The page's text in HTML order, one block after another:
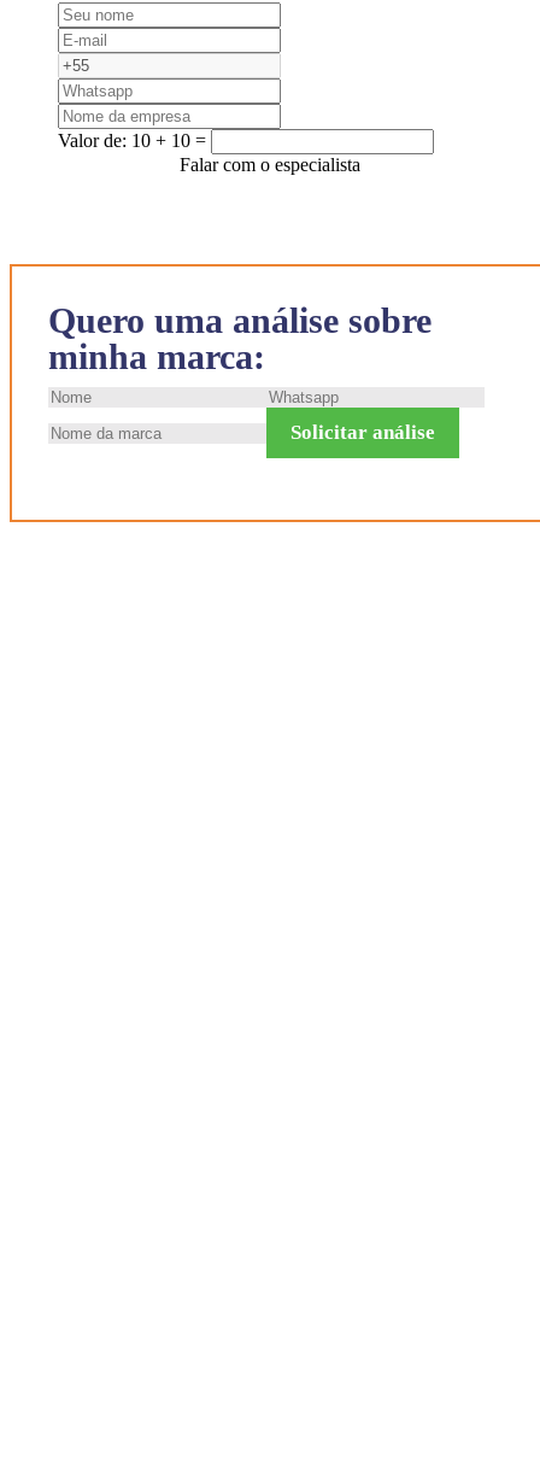
Quero uma análise sobre
minha marca:
Solicitar análise
Valor de: 10 + 10 =
Falar com o especialista